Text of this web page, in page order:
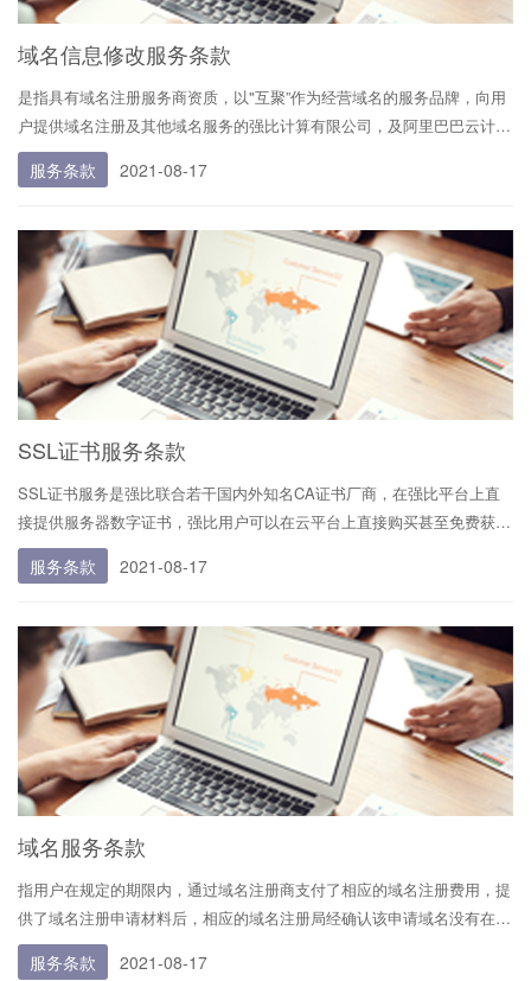
域名信息修改服务条款
是指具有域名注册服务商资质，以"互聚”作为经营域名的服务品牌，向用
户提供域名注册及其他域名服务的强比计算有限公司，及阿里巴巴云计算
（北京）有限公司等关联注册商。
服务条款 2021-08-17
SSL证书服务条款
SSL证书服务是强比联合若干国内外知名CA证书厂商，在强比平台上直
接提供服务器数字证书，强比用户可以在云平台上直接购买甚至免费获取
所需类型的数字证书，一键部署在强比产品中，最小成本的将所持服务从
HTTP转换成HTTPS的服务。
服务条款 2021-08-17
域名服务条款
指用户在规定的期限内，通过域名注册商支付了相应的域名注册费用，提
供了域名注册申请材料后，相应的域名注册局经确认该申请域名没有在先
的相同域名注册
服务条款 2021-08-17